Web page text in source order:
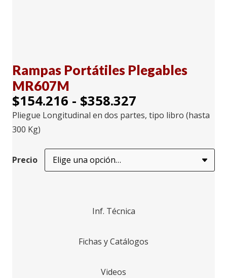
Rampas Portátiles Plegables
MR607M
$154.216 - $358.327
de
hasta
Pliegue Longitudinal en dos partes, tipo libro (hasta
300 Kg)
Precio
Inf. Técnica
Fichas y Catálogos
Videos